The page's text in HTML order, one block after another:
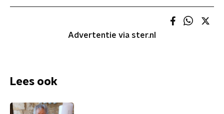
Advertentie via ster.nl
Lees ook